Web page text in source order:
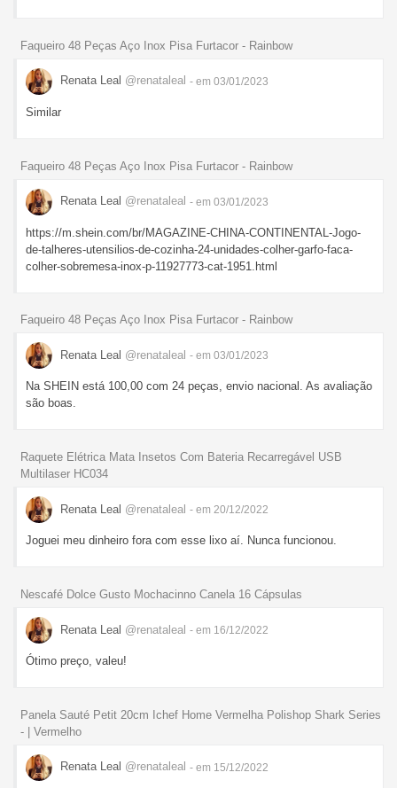
Faqueiro 48 Peças Aço Inox Pisa Furtacor - Rainbow
Renata Leal @renataleal - em 03/01/2023
Similar
Faqueiro 48 Peças Aço Inox Pisa Furtacor - Rainbow
Renata Leal @renataleal - em 03/01/2023
https://m.shein.com/br/MAGAZINE-CHINA-CONTINENTAL-Jogo-
de-talheres-utensilios-de-cozinha-24-unidades-colher-garfo-faca-
colher-sobremesa-inox-p-11927773-cat-1951.html
Faqueiro 48 Peças Aço Inox Pisa Furtacor - Rainbow
Renata Leal @renataleal - em 03/01/2023
Na SHEIN está 100,00 com 24 peças, envio nacional. As avaliação
são boas.
Raquete Elétrica Mata Insetos Com Bateria Recarregável USB
Multilaser HC034
Renata Leal @renataleal - em 20/12/2022
Joguei meu dinheiro fora com esse lixo aí. Nunca funcionou.
Nescafé Dolce Gusto Mochacinno Canela 16 Cápsulas
Renata Leal @renataleal - em 16/12/2022
Ótimo preço, valeu!
Panela Sauté Petit 20cm Ichef Home Vermelha Polishop Shark Series
- | Vermelho
Renata Leal @renataleal - em 15/12/2022